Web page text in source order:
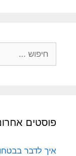
פוסטים
איך לדבר